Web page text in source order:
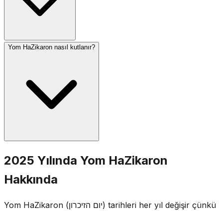
askerlerini ve terör kurbanlarını anar. Bir gün önceki
akşam saat 20:00'de bir dakikalık, ertesi gün saat
11:00'de iki dakikalık siren çalar ve bu sürede tüm ülke
Yom HaZikaron nasıl kutlanır?
İsrail genelindeki askerî mezarlıklarda anma törenleri
yapılır ve aileler şehit askerlerin mezarlarını ziyaret eder.
Eğlence mekânları kanunla kapatılır, televizyon ve radyo
isimlerinin okunması ve anma mumlarının yakılmasıyla
2025 Yılında Yom HaZikaron
Hakkında
Yom HaZikaron (יום הזיכרון) tarihleri her yıl değişir çünkü